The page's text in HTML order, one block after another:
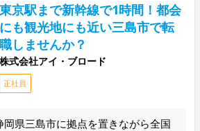
東京駅まで新幹線で1時間！都会
にも観光地にも近い三島市で転
職しませんか？
株式会社アイ・ブロード
正社員
県三島市に拠点を置きながら全国